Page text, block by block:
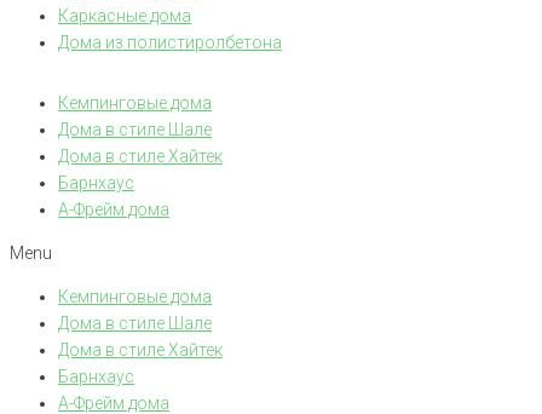
Каркасные дома
Дома из полистиролбетона
Кемпинговые дома
Дома в стиле Шале
Дома в стиле Хайтек
Барнхаус
А-Фрейм дома
Menu
Кемпинговые дома
Дома в стиле Шале
Дома в стиле Хайтек
Барнхаус
А-Фрейм дома